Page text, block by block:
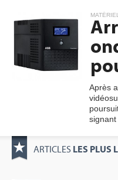
Après
signant
ARTICLES LES PLUS